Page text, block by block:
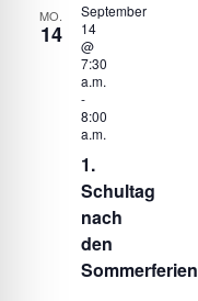
MO.
14
1.
Schultag
nach
den
Sommerferien
September
14
@
7:30
a.m.
-
8:00
a.m.